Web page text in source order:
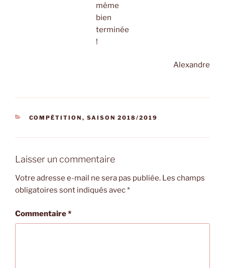
même
bien
terminée
!
Alexandre
CATÉGORIES
COMPÉTITION , SAISON 2018/2019
Laisser un commentaire
Votre adresse e-mail ne sera pas publiée. Les champs
obligatoires sont indiqués avec*
Commentaire*